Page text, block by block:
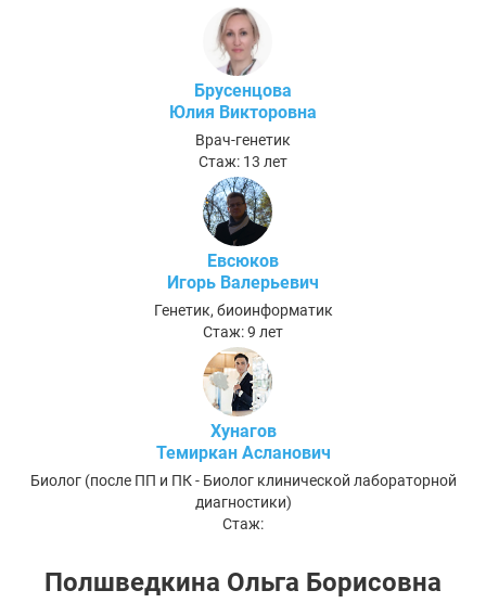
Брусенцова
Юлия Викторовна
Врач-генетик
Стаж: 13 лет
Евсюков
Игорь Валерьевич
Генетик, биоинформатик
Стаж: 9 лет
Хунагов
Темиркан Асланович
Биолог (после ПП и ПК - Биолог клинической лабораторной
диагностики)
Стаж:
Полшведкина Ольга Борисовна